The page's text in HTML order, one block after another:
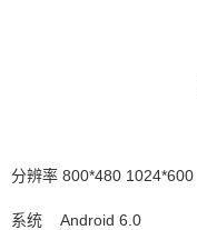
分辨率 800*480 1024*600
系统 Android 6.0